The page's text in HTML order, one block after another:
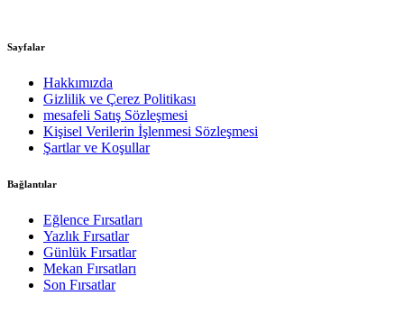
Sayfalar
Hakkımızda
Gizlilik ve Çerez Politikası
mesafeli Satış Sözleşmesi
Kişisel Verilerin İşlenmesi Sözleşmesi
Şartlar ve Koşullar
Bağlantılar
Eğlence Fırsatları
Yazlık Fırsatlar
Günlük Fırsatlar
Mekan Fırsatları
Son Fırsatlar